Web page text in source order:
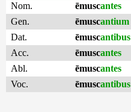
Nom.
ēmuscantes
Gen.
ēmuscantium
Dat.
ēmuscantibus
Acc.
ēmuscantes
Abl.
ēmuscantes
Voc.
ēmuscantibus